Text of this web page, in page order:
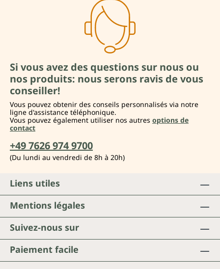
Si vous avez des questions sur nous ou
nos produits: nous serons ravis de vous
conseiller!
Vous pouvez obtenir des conseils personnalisés via notre
ligne d'assistance téléphonique.
Vous pouvez également utiliser nos autres options de
contact
+49 7626 974 9700
(Du lundi au vendredi de 8h à 20h)
Suivez-nous sur
Paiement facile
Liens utiles
Mentions légales